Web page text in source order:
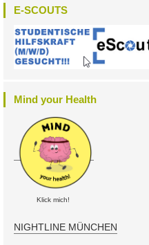
E-SCOUTS
Mind your Health
Klick mich!
NIGHTLINE MÜNCHEN